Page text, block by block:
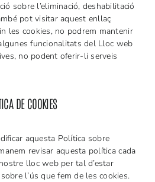
sobre l’eliminació, deshabilitació
pot visitar aquest enllaç
les cookies, no podrem mantenir
funcionalitats del Lloc web
no podent oferir-li serveis
DE COOKIES
aquesta Política sobre
revisar aquesta política cada
lloc web per tal d’estar
l’ús que fem de les cookies.